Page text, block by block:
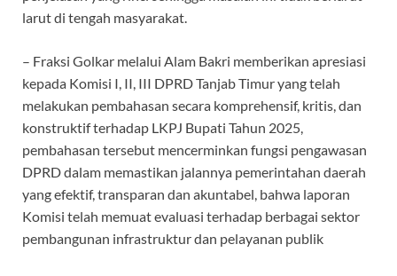
larut di tengah masyarakat.
– Fraksi Golkar melalui Alam Bakri memberikan apresiasi
kepada Komisi I, II, III DPRD Tanjab Timur yang telah
melakukan pembahasan secara komprehensif, kritis, dan
konstruktif terhadap LKPJ Bupati Tahun 2025,
pembahasan tersebut mencerminkan fungsi pengawasan
DPRD dalam memastikan jalannya pemerintahan daerah
yang efektif, transparan dan akuntabel, bahwa laporan
Komisi telah memuat evaluasi terhadap berbagai sektor
pembangunan infrastruktur dan pelayanan publik